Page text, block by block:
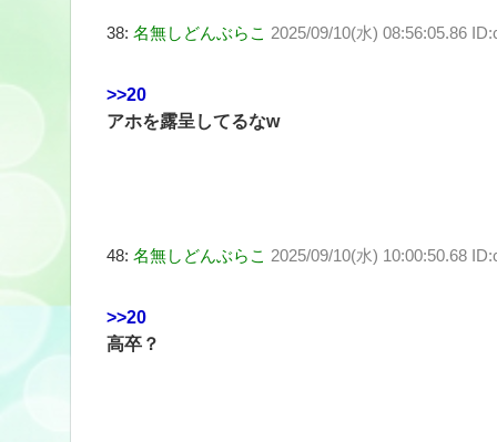
38: 名無しどんぶらこ 2025/09/10(水) 08:56:05.86
>>20
アホを露呈してるなw
48: 名無しどんぶらこ 2025/09/10(水) 10:00:50.68
>>20
高卒？